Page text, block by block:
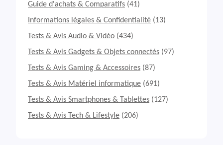
Guide d'achats & Comparatifs (41)
Informations légales & Confidentialité (13)
Tests & Avis Audio & Vidéo (434)
Tests & Avis Gadgets & Objets connectés (97)
Tests & Avis Gaming & Accessoires (87)
Tests & Avis Matériel informatique (691)
Tests & Avis Smartphones & Tablettes (127)
Tests & Avis Tech & Lifestyle (206)